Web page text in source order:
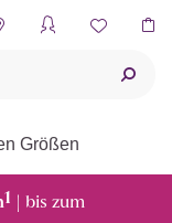
Größen
1 | bis zum